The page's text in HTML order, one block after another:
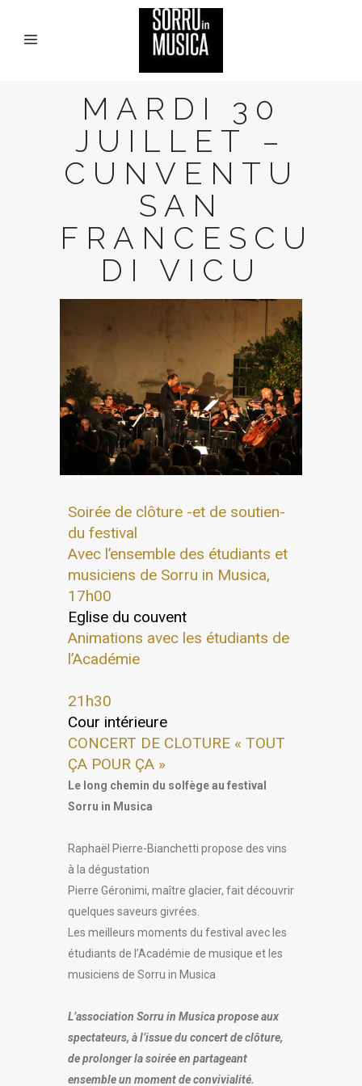
MARDI 30
JUILLET –
CUNVENTU
SAN
FRANCESCU
DI VICU
Soirée de clôture -et de soutien-
du festival
Avec l’ensemble des étudiants et
musiciens de Sorru in Musica,
17h00
Eglise du couvent
Animations avec les étudiants de
l’Académie
21h30
Cour intérieure
CONCERT DE CLOTURE « TOUT
ÇA POUR ÇA »
Le long chemin du solfège au festival
Sorru in Musica
Raphaël Pierre-Bianchetti propose des vins
à la dégustation
Pierre Géronimi, maître glacier, fait découvrir
quelques saveurs givrées.
Les meilleurs moments du festival avec les
étudiants de l’Académie de musique et les
musiciens de Sorru in Musica
L’association Sorru in Musica propose aux
spectateurs, à l’issue du concert de clôture,
de prolonger la soirée en partageant
ensemble un moment de convivialité.